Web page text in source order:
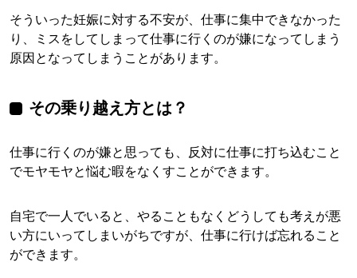
そういった妊娠に対する不安が、仕事に集中できなかった
り、ミスをしてしまって仕事に行くのが嫌になってしまう
原因となってしまうことがあります。
その乗り越え方とは？
仕事に行くのが嫌と思っても、反対に仕事に打ち込むこと
でモヤモヤと悩む暇をなくすことができます。
自宅で一人でいると、やることもなくどうしても考えが悪
い方にいってしまいがちですが、仕事に行けば忘れること
ができます。